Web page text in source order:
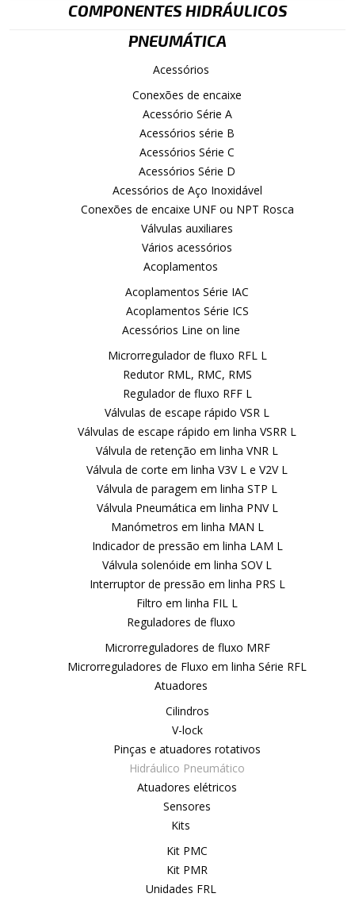
COMPONENTES HIDRÁULICOS
PNEUMÁTICA
Acessórios
Conexões de encaixe
Acessório Série A
Acessórios série B
Acessórios Série C
Acessórios Série D
Acessórios de Aço Inoxidável
Conexões de encaixe UNF ou NPT Rosca
Válvulas auxiliares
Vários acessórios
Acoplamentos
Acoplamentos Série IAC
Acoplamentos Série ICS
Acessórios Line on line
Microrregulador de fluxo RFL L
Redutor RML, RMC, RMS
Regulador de fluxo RFF L
Válvulas de escape rápido VSR L
Válvulas de escape rápido em linha VSRR L
Válvula de retenção em linha VNR L
Válvula de corte em linha V3V L e V2V L
Válvula de paragem em linha STP L
Válvula Pneumática em linha PNV L
Manómetros em linha MAN L
Indicador de pressão em linha LAM L
Válvula solenóide em linha SOV L
Interruptor de pressão em linha PRS L
Filtro em linha FIL L
Reguladores de fluxo
Microrreguladores de fluxo MRF
Microrreguladores de Fluxo em linha Série RFL
Atuadores
Cilindros
V-lock
Pinças e atuadores rotativos
Hidráulico Pneumático
Atuadores elétricos
Sensores
Kits
Kit PMC
Kit PMR
Unidades FRL